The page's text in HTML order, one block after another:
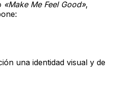
«Make Me Feel Good»,
una identidad visual y de